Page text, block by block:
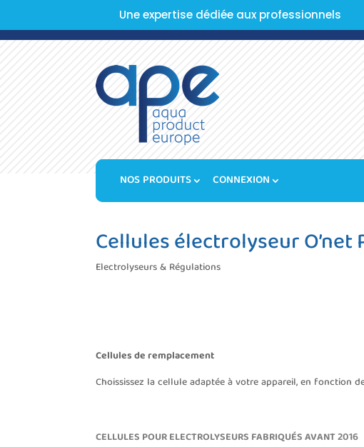
Une expertise dédiée aux professionnels
NOS PRODUITS CONNEXION
Cellules électrolyseur O’net
Electrolyseurs & Régulations
Cellules de remplacement
Choississez la cellule adaptée à votre appareil, en fonction
CELLULES POUR ELECTROLYSEURS FABRIQUÉSAVANT 2016